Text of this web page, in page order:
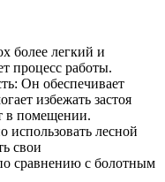
более легкий и
процесс работы.
Он обеспечивает
избежать застоя
в помещении.
использовать лесной
свои
сравнению с болотным